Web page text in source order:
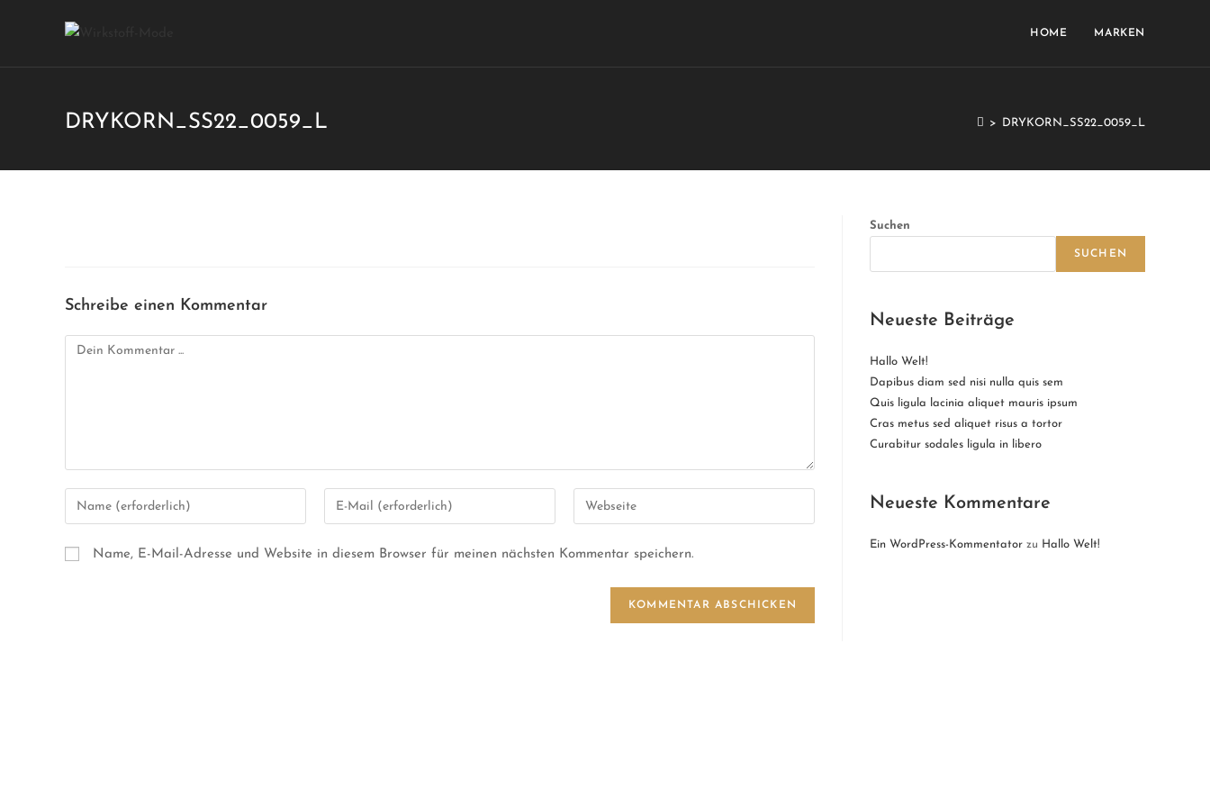
HOME MARKEN
DRYKORN_SS22_0059_L > DRYKORN_SS22_0059_L
Schreibe einen Kommentar
Name, E-Mail-Adresse und Website in diesem Browser für meinen nächsten Kommentar speichern.
Suchen
SUCHEN
Neueste Beiträge
Hallo Welt!
Dapibus diam sed nisi nulla quis sem
Quis ligula lacinia aliquet mauris ipsum
Cras metus sed aliquet risus a tortor
Curabitur sodales ligula in libero
Neueste Kommentare
Ein WordPress-Kommentator zu Hallo Welt!